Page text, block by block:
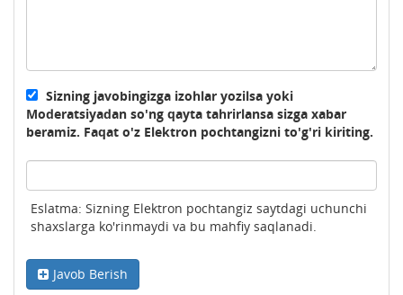
Sizning javobingizga izohlar yozilsa yoki
Moderatsiyadan so'ng qayta tahrirlansa sizga xabar
beramiz. Faqat o'z Elektron pochtangizni to'g'ri kiriting.
Eslatma: Sizning Elektron pochtangiz saytdagi uchunchi
shaxslarga ko'rinmaydi va bu mahfiy saqlanadi.
Javob Berish